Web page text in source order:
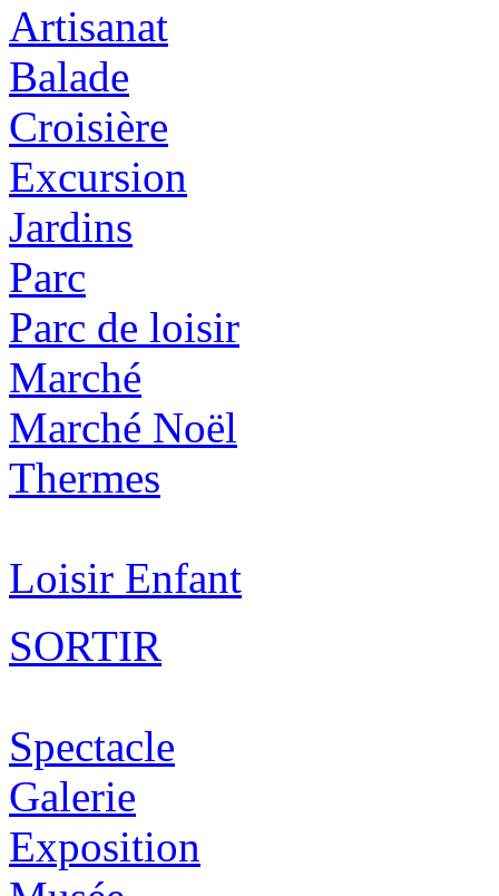
Artisanat
Balade
Croisière
Excursion
Jardins
Parc
Parc de loisir
Marché
Marché Noël
Thermes
Loisir Enfant
SORTIR
Spectacle
Galerie
Exposition